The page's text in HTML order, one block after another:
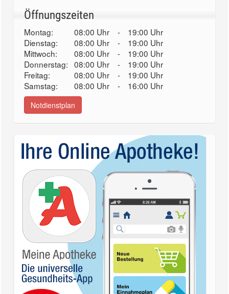
Öffnungszeiten
Montag: 08:00 Uhr -
19:00 Uhr
Dienstag:
08:00 Uhr -
19:00 Uhr
Mittwoch:
08:00 Uhr -
19:00 Uhr
Donnerstag: 08:00 Uhr -
19:00 Uhr
Freitag:
08:00 Uhr -
19:00 Uhr
Samstag:
08:00 Uhr - 16:00 Uhr
Notdienstplan